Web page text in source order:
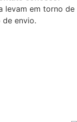
levam em torno
envio.